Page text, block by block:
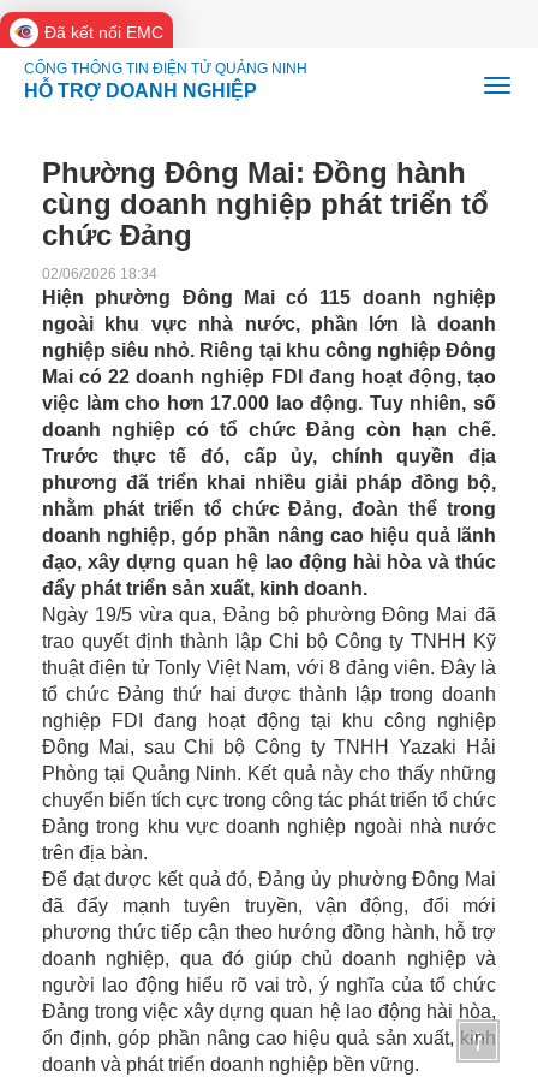
Đã kết nối EMC
CỔNG THÔNG TIN ĐIỆN TỬ QUẢNG NINH
HỖ TRỢ DOANH NGHIỆP
Phường Đông Mai: Đồng hành
cùng doanh nghiệp phát triển tổ
chức Đảng
02/06/2026 18:34
Hiện phường Đông Mai có 115 doanh nghiệp
ngoài khu vực nhà nước, phần lớn là doanh
nghiệp siêu nhỏ. Riêng tại khu công nghiệp Đông
Mai có 22 doanh nghiệp FDI đang hoạt động, tạo
việc làm cho hơn 17.000 lao động. Tuy nhiên, số
doanh nghiệp có tổ chức Đảng còn hạn chế.
Trước thực tế đó, cấp ủy, chính quyền địa
phương đã triển khai nhiều giải pháp đồng bộ,
nhằm phát triển tổ chức Đảng, đoàn thể trong
doanh nghiệp, góp phần nâng cao hiệu quả lãnh
đạo, xây dựng quan hệ lao động hài hòa và thúc
đẩy phát triển sản xuất, kinh doanh.
Ngày 19/5 vừa qua, Đảng bộ phường Đông Mai đã
trao quyết định thành lập Chi bộ Công ty TNHH Kỹ
thuật điện tử Tonly Việt Nam, với 8 đảng viên. Đây là
tổ chức Đảng thứ hai được thành lập trong doanh
nghiệp FDI đang hoạt động tại khu công nghiệp
Đông Mai, sau Chi bộ Công ty TNHH Yazaki Hải
Phòng tại Quảng Ninh. Kết quả này cho thấy những
chuyển biến tích cực trong công tác phát triển tổ chức
Đảng trong khu vực doanh nghiệp ngoài nhà nước
trên địa bàn.
Để đạt được kết quả đó, Đảng ủy phường Đông Mai
đã đẩy mạnh tuyên truyền, vận động, đổi mới
phương thức tiếp cận theo hướng đồng hành, hỗ trợ
doanh nghiệp, qua đó giúp chủ doanh nghiệp và
người lao động hiểu rõ vai trò, ý nghĩa của tổ chức
Đảng trong việc xây dựng quan hệ lao động hài hòa,
ổn định, góp phần nâng cao hiệu quả sản xuất, kinh
doanh và phát triển doanh nghiệp bền vững.